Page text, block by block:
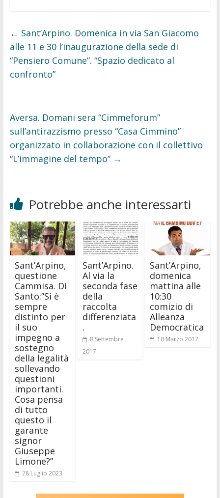
o
o
k
e
r
← Sant’Arpino. Domenica in via San Giacomo
alle 11 e 30 l’inaugurazione della sede di
“Pensiero Comune”. “Spazio dedicato al
confronto”
Aversa. Domani sera “Cimmeforum”
sull’antirazzismo presso “Casa Cimmino”
organizzato in collaborazione con il collettivo
“L’immagine del tempo” →
Potrebbe anche interessarti
Sant’Arpino,
questione
Cammisa. Di
Santo:”Si è
sempre
distinto per
il suo
impegno a
sostegno
della legalità
sollevando
questioni
importanti.
Cosa pensa
di tutto
questo il
garante
signor
Giuseppe
Limone?”
28 Luglio 2023
Sant’Arpino.
Al via la
seconda fase
della
raccolta
differenziata
.
8 Settembre
2017
Sant’Arpino,
domenica
mattina alle
10:30
comizio di
Alleanza
Democratica
10 Marzo 2017